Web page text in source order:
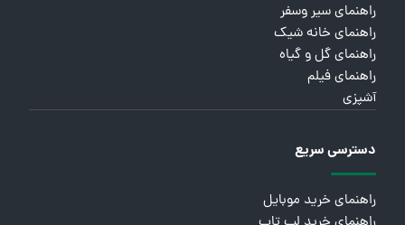
راهنمای سیر وسفر
راهنمای خانه شیک
راهنمای گل و گیاه
راهنمای فیلم
آشپزی
دسترسی سریع
راهنمای خرید موبایل